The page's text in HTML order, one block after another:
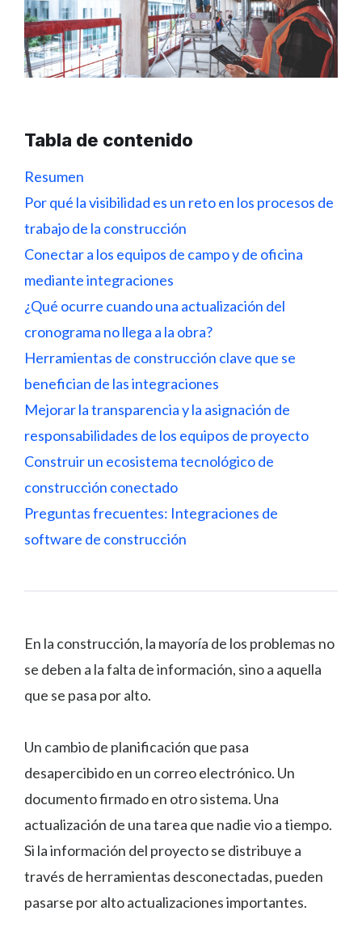
Tabla de contenido
Resumen
Por qué la visibilidad es un reto en los procesos de
trabajo de la construcción
Conectar a los equipos de campo y de oficina
mediante integraciones
¿Qué ocurre cuando una actualización del
cronograma no llega a la obra?
Herramientas de construcción clave que se
benefician de las integraciones
Mejorar la transparencia y la asignación de
responsabilidades de los equipos de proyecto
Construir un ecosistema tecnológico de
construcción conectado
Preguntas frecuentes: Integraciones de
software de construcción
En la construcción, la mayoría de los problemas no
se deben a la falta de información, sino a aquella
que se pasa por alto.
Un cambio de planificación que pasa
desapercibido en un correo electrónico. Un
documento firmado en otro sistema. Una
actualización de una tarea que nadie vio a tiempo.
Si la información del proyecto se distribuye a
través de herramientas desconectadas, pueden
pasarse por alto actualizaciones importantes.